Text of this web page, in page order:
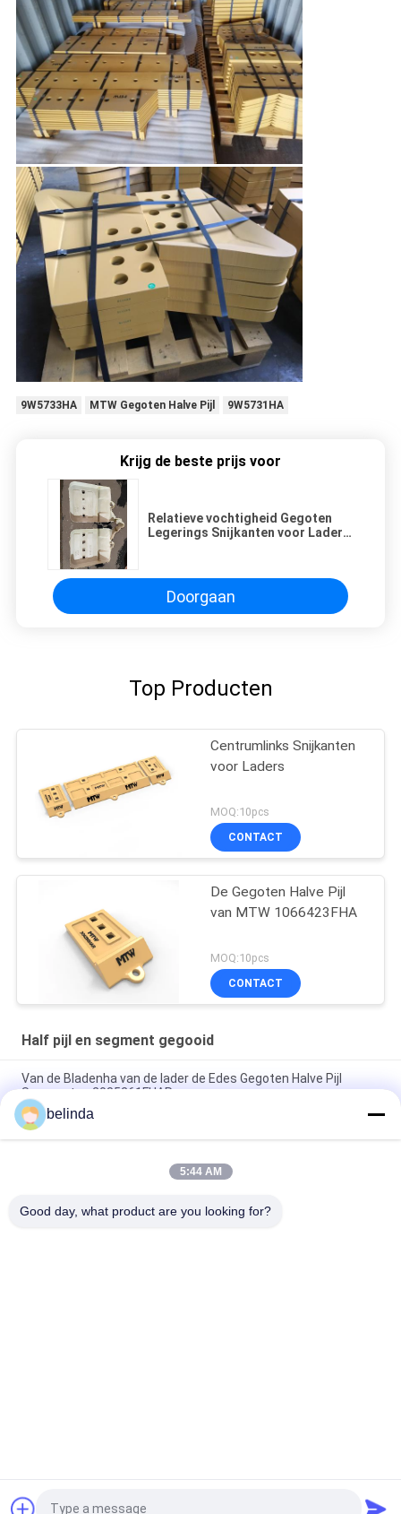
9W5733HA MTW Gegoten Halve Pijl 9W5731HA
Krijg de beste prijs voor
Relatieve vochtigheid Gegoten
Legerings Snijkanten voor Laders
Doorgaan
Top Producten
Centrumlinks Snijkanten
voor Laders
MOQ:10pcs
CONTACT
De Gegoten Halve Pijl
van MTW 1066423FHA
MOQ:10pcs
CONTACT
Half pijl en segment gegooid
Van de Bladenha van de lader de Edes Gegoten Halve Pijl
Segmenten 2085261FHAR
De Snijkanten van MTW voor Laders Gescherpte Neus
9W5733HA
Het elimineren van Lader 1099123FHA van de Basis de Rand
belinda
5:44 AM
Good day, what product are you looking for?